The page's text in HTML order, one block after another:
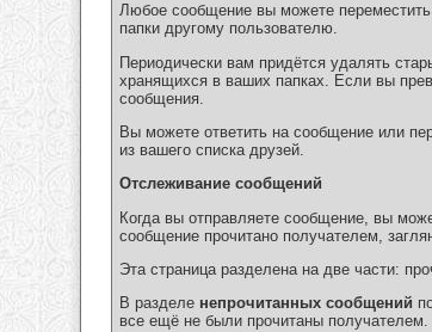
Любое сообщение вы можете
папки другому пользователю.
Периодически вам придётся удалять
хранящихся в ваших папках. Если вы
сообщения.
Вы можете ответить на сообщение или
из вашего списка друзей.
Отслеживание сообщений
Когда вы отправляете сообщение, вы
сообщение прочитано получателем,
Эта страница разделена на две части:
В разделе непрочитанных сообщений
все ещё не были прочитаны получателем.